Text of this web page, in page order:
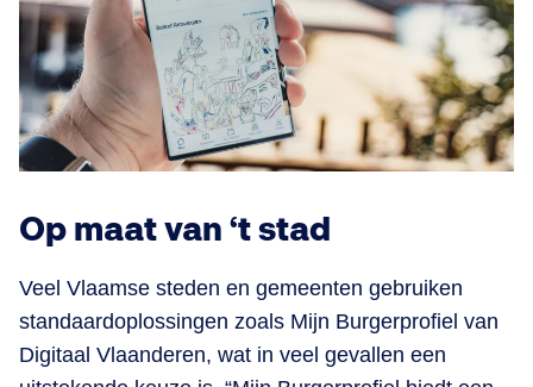
Op maat van ‘t stad
Veel Vlaamse steden en gemeenten gebruiken
standaardoplossingen zoals Mijn Burgerprofiel van
Digitaal Vlaanderen, wat in veel gevallen een